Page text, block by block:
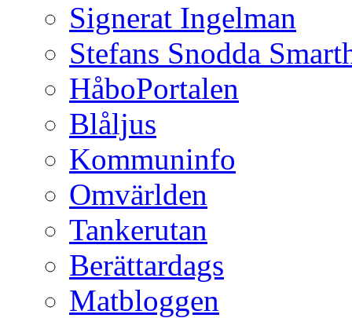
Signerat Ingelman
Stefans Snodda
HåboPortalen
Blåljus
Kommuninfo
Omvärlden
Tankerutan
Berättardags
Matbloggen